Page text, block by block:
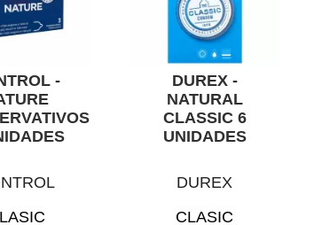
-
DUREX -
NATURAL
CLASSIC 6
UNIDADES
DUREX
CLASIC